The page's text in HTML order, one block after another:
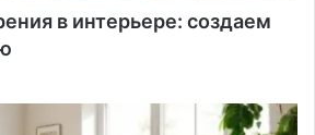
в интерьере: создаем